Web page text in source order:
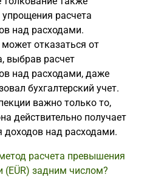
упрощения расчета
над расходами.
отказаться от
выбрав расчет
над расходами, даже
бухгалтерский учет.
важно только то,
действительно получает
доходов над расходами.
расчета превышения
(EÜR) задним числом?